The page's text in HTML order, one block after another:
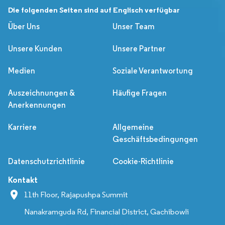
Die folgenden Seiten sind auf Englisch verfügbar
Über Uns
Unser Team
Unsere Kunden Unsere Partner
Medien Soziale Verantwortung
Auszeichnungen &
Anerkennungen
Häufige Fragen
Karriere
Allgemeine
Geschäftsbedingungen
Datenschutzrichtlinie Cookie-Richtlinie
Kontakt
11th Floor, Rajapushpa Summit
Nanakramguda Rd, Financial District, Gachibowli